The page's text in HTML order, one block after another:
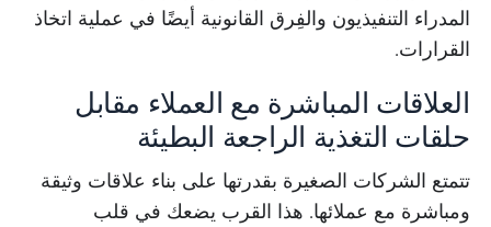
المدراء التنفيذيون والفِرق القانونية أيضًا في عملية اتخاذ
القرارات.
العلاقات المباشرة مع العملاء مقابل
حلقات التغذية الراجعة البطيئة
تتمتع الشركات الصغيرة بقدرتها على بناء علاقات وثيقة
ومباشرة مع عملائها. هذا القرب يضعك في قلب